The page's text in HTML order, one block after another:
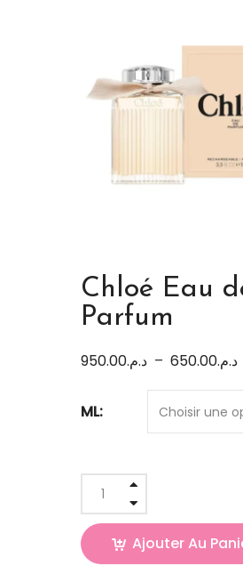
Chloé Eau
Parfum
د.م.650.00
– د.م.950.00
ML:
Ajouter Au